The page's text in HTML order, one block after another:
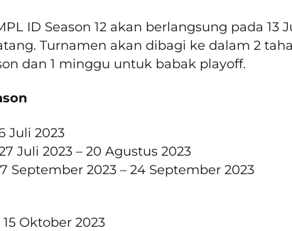
ID Season 12 akan berlangsung pada 13
Turnamen akan dibagi ke dalam 2
dan 1 minggu untuk babak playoff.
Juli 2023
Juli 2023 – 20 Agustus 2023
September 2023 – 24 September 2023
15 Oktober 2023